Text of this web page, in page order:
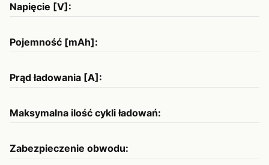
Napięcie [V]:
Pojemność [mAh]:
Prąd ładowania [A]:
Maksymalna ilość cykli ładowań:
Zabezpieczenie obwodu: